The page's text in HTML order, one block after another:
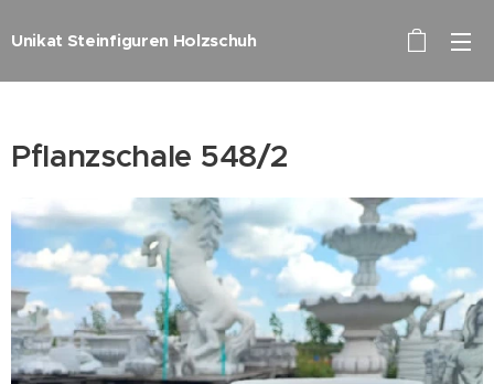
Unikat Steinfiguren Holzschuh
Pflanzschale 548/2